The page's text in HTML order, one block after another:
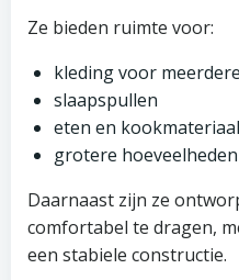
Ze bieden ruimte voor:
kleding voor
slaapspullen
eten en kookmateriaal
grotere
Daarnaast zijn ze
comfortabel te dragen,
een stabiele constructie.